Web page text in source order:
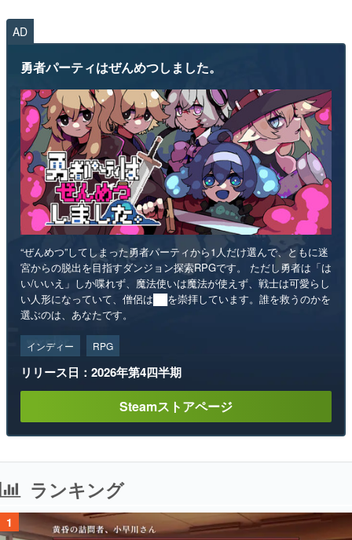
AD
勇者パーティはぜんめつしました。
“ぜんめつ”してしまった勇者パーティから1人だけ選んで、ともに迷
宮からの脱出を目指すダンジョン探索RPGです。 ただし勇者は「は
い/いいえ」しか喋れず、魔法使いは魔法が使えず、戦士は可愛らし
い人形になっていて、僧侶は██を崇拝しています。誰を救うのかを
選ぶのは、あなたです。
インディー RPG
リリース日：2026年第4四半期
Steamストアページ
ランキング
1